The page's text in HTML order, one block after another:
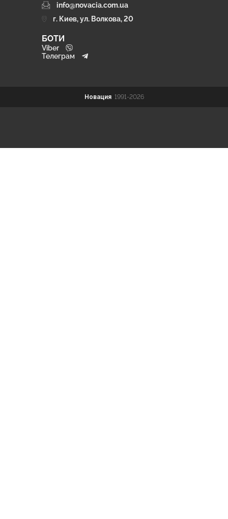
info@novacia.com.ua
г. Киев, ул. Волкова, 20
БОТИ
Viber
Телеграм
Новация 1991-2026